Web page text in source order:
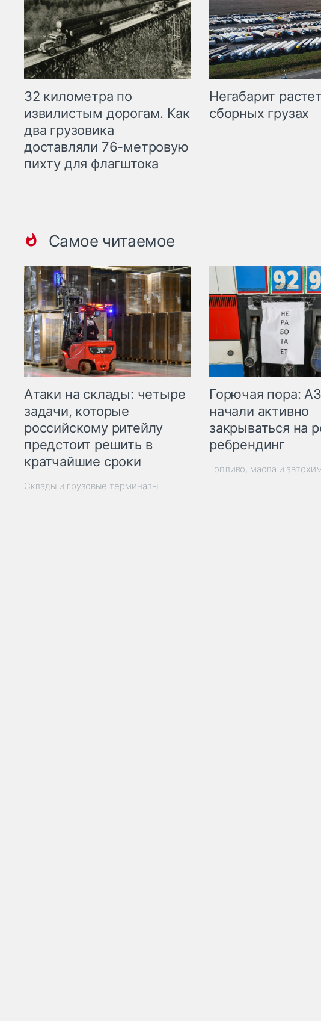
32 километра по
извилистым дорогам. Как
два грузовика
доставляли 76-метровую
пихту для флагштока
Негабарит
сборных грузах
Самое читаемое
Атаки на склады: четыре
задачи, которые
российскому ритейлу
предстоит решить в
кратчайшие сроки
Склады и грузовые терминалы
Горючая пора:
начали активно
закрываться на
ребрендинг
Топливо, масла и